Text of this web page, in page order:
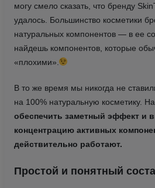
могу смело сказать, что бренду
удалось. Большинство косметики
натуральных компонентов — в ее
найдешь компонентов, которые
«плохими».
В то же время мы никогда не
на 100% натуральную косметику.
обеспечить заметный эффект и
концентрацию активных
действительно работают.
Простой и понятный